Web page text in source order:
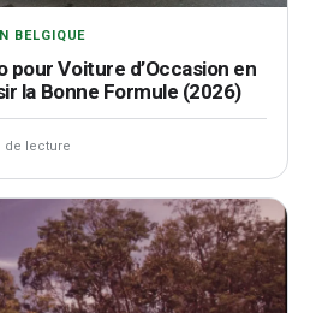
BELGIQUE
pour Voiture d’Occasion en
la Bonne Formule (2026)
de lecture